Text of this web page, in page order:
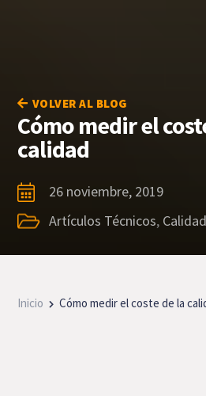
VOLVER AL BLOG
Cómo medir el
calidad
26 noviembre, 2019
Artículos Técnicos, Calidad
Inicio Cómo medir el coste de la